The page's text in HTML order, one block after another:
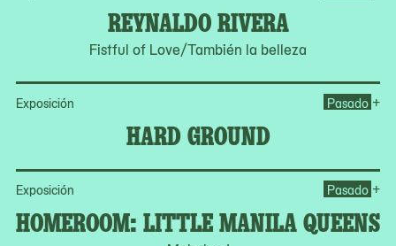
REYNALDO RIVERA
Fistful of Love/También la belleza
Exposición
HARD GROUND
Pasado +
Exposición
HOMEROOM: LITTLE MANILA QUEENS
Pasado +